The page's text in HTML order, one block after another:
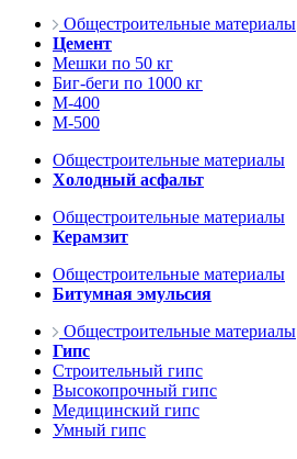
Общестроительные материалы
Цемент
Мешки по 50 кг
Биг-беги по 1000 кг
М-400
М-500
Общестроительные материалы
Холодный асфальт
Общестроительные материалы
Керамзит
Общестроительные материалы
Битумная эмульсия
Общестроительные материалы
Гипс
Строительный гипс
Высокопрочный гипс
Медицинский гипс
Умный гипс